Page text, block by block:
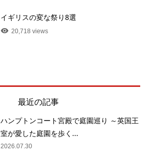
イギリスの変な祭り8選
20,718 views
最近の記事
ハンプトンコート宮殿で庭園巡り ～英国王
室が愛した庭園を歩く...
2026.07.30